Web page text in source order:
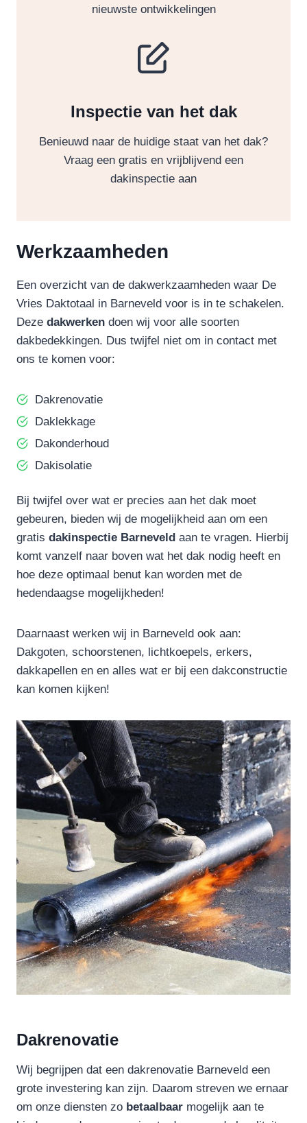
nieuwste ontwikkelingen
Inspectie van het dak
Benieuwd naar de huidige staat van het dak?
Vraag een gratis en vrijblijvend een
dakinspectie aan
Werkzaamheden
Een overzicht van de dakwerkzaamheden waar De
Vries Daktotaal in Barneveld voor is in te schakelen.
Deze dakwerken doen wij voor alle soorten
dakbedekkingen. Dus twijfel niet om in contact met
ons te komen voor:
Dakrenovatie
Daklekkage
Dakonderhoud
Dakisolatie
Bij twijfel over wat er precies aan het dak moet
gebeuren, bieden wij de mogelijkheid aan om een
gratis dakinspectie Barneveld aan te vragen. Hierbij
komt vanzelf naar boven wat het dak nodig heeft en
hoe deze optimaal benut kan worden met de
hedendaagse mogelijkheden!
Daarnaast werken wij in Barneveld ook aan:
Dakgoten, schoorstenen, lichtkoepels, erkers,
dakkapellen en en alles wat er bij een dakconstructie
kan komen kijken!
Dakrenovatie
Wij begrijpen dat een dakrenovatie Barneveld een
grote investering kan zijn. Daarom streven we ernaar
om onze diensten zo betaalbaar mogelijk aan te